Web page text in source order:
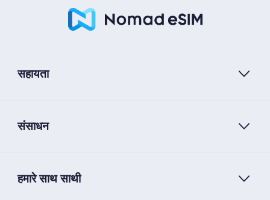
सहायता
संसाधन
हमारे साथ साथी